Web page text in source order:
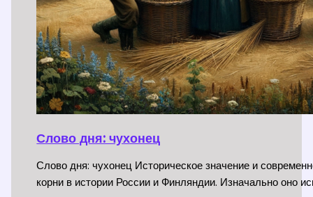
Слово дня: чухонец
Слово дня: чухонец Историческое значение и
корни в истории России и Финляндии. Изначально оно